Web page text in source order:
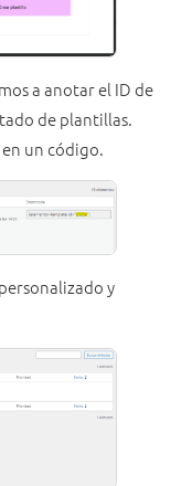
a anotar el ID de
de plantillas.
en un código.
y